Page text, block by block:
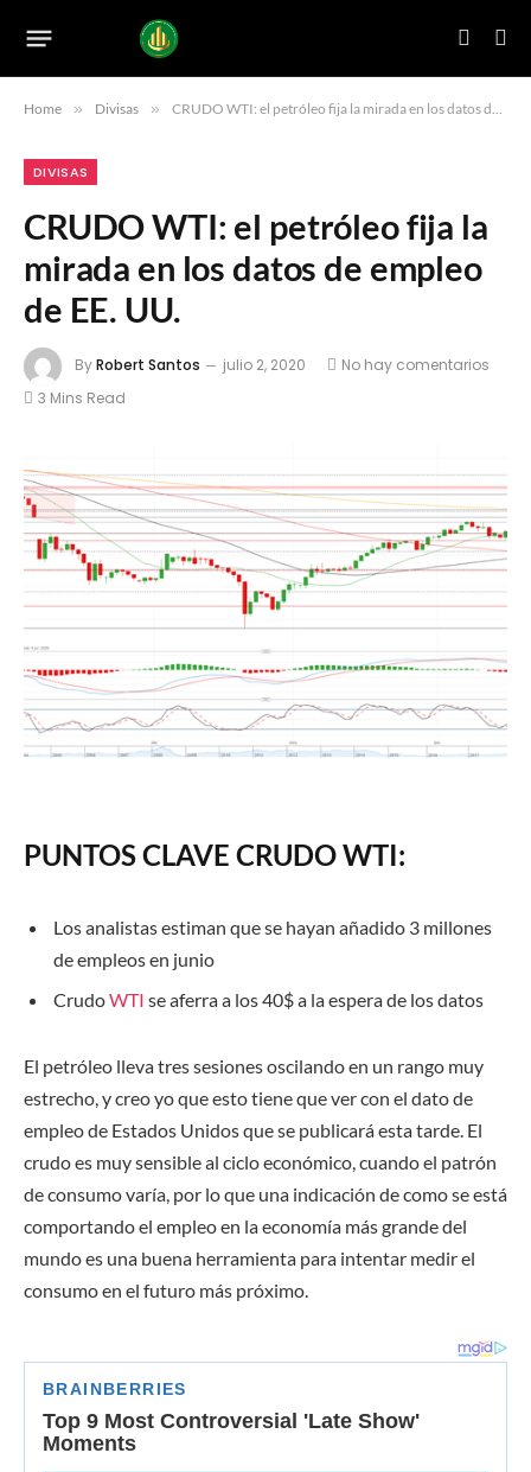
Home » Divisas » CRUDO WTI: el petróleo fija la mirada en los datos de empleo de EE. UU.
DIVISAS
CRUDO WTI: el petróleo fija la
mirada en los datos de empleo
de EE. UU.
ByRobert Santos julio 2, 2020
No hay comentarios
3 Mins Read
PUNTOS CLAVE CRUDO WTI:
Los analistas estiman que se hayan añadido 3 millones
de empleos en junio
CrudoWTI se aferra a los 40$ a la espera de los datos
El petróleo lleva tres sesiones oscilando en un rango muy
estrecho, y creo yo que esto tiene que ver con el dato de
empleo de Estados Unidos que se publicará esta tarde. El
crudo es muy sensible al ciclo económico, cuando el patrón
de consumo varía, por lo que una indicación de como se está
comportando el empleo en la economía más grande del
mundo es una buena herramienta para intentar medir el
consumo en el futuro más próximo.